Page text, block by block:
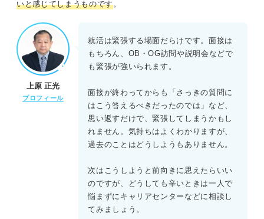
いと感じてしまうものです。
上原 正光
プロフィール
就活は緊張する場面だらけです。面接は
もちろん、OB・OG訪問や説明会などで
も緊張が強いられます。
面接が終わってからも「さっきの質問に
はこう答えるべきだったのでは」など、
思い返すだけで、緊張してしまうかもし
れません。気持ちはよくわかりますが、
過去のことはどうしようもありません。
次はこうしようと前向きに思えたらいい
のですが、どうしても辛いときは一人で
悩まずにキャリアセンターなどに相談し
てみましょう。